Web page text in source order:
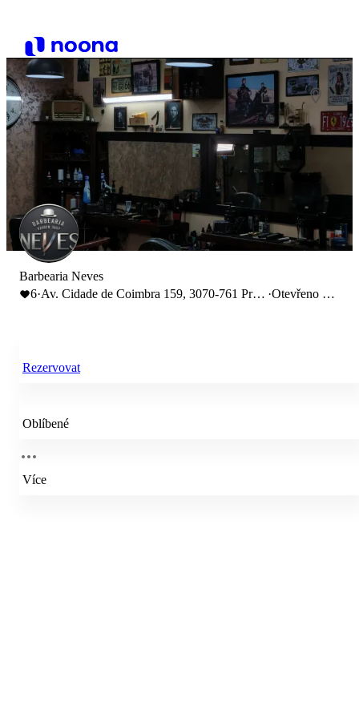
Barbearia Neves
6·Av. Cidade de Coimbra 159, 3070-761 Praia ·Otevřeno do
Rezervovat
Oblíbené
Více